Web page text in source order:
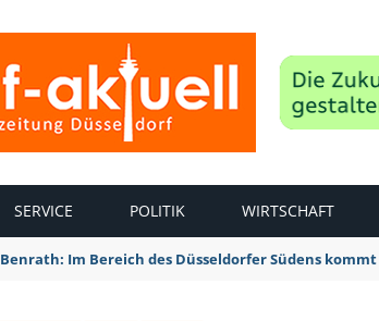
SERVICE POLITIK WIRTSCHAFT
Benrath: Im Bereich des Düsseldorfer Südens